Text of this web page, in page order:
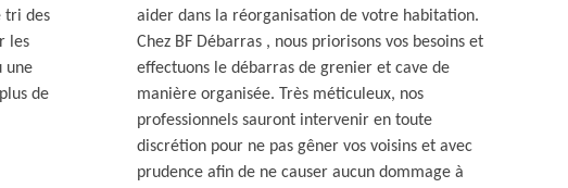
tri des
les
une
de
aider dans la réorganisation de votre habitation.
Chez BF Débarras , nous priorisons vos besoins et
effectuons le débarras de grenier et cave de
manière organisée. Très méticuleux, nos
professionnels sauront intervenir en toute
discrétion pour ne pas gêner vos voisins et avec
prudence afin de ne causer aucun dommage à